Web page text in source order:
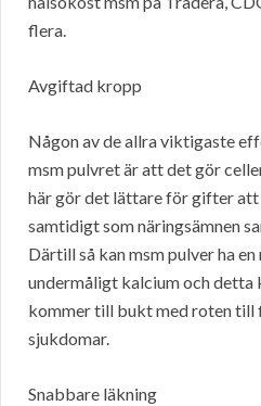
flera.
Avgiftad kropp
Någon av de allra viktigaste
msm pulvret är att det gör
här gör det lättare för gifter
samtidigt som näringsämnen
Därtill så kan msm pulver ha
undermåligt kalcium och detta
kommer till bukt med roten till
sjukdomar.
Snabbare läkning